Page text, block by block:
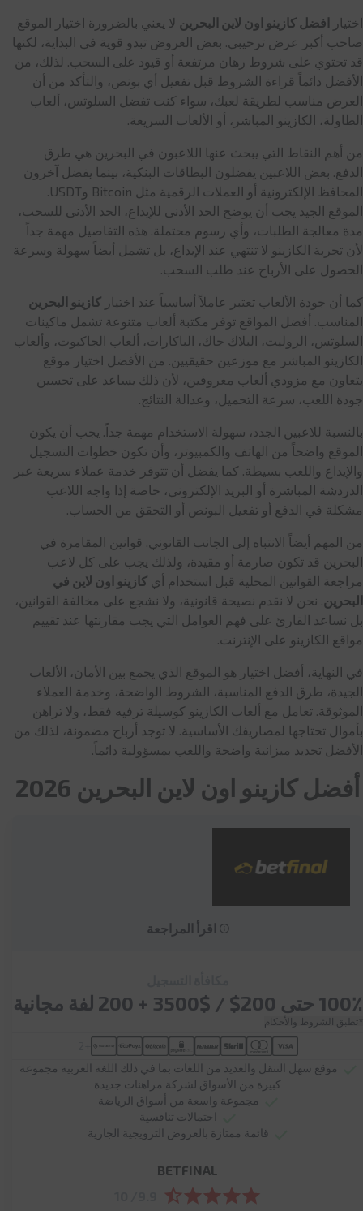
اختيار افضل كازينو اون لاين البحرين لا يعني بالضرورة اختيار الموقع
صاحب أكبر عرض ترحيبي. بعض العروض تبدو قوية في البداية، لكنها
قد تحتوي على شروط رهان مرتفعة أو قيود على السحب. لذلك، من
الأفضل دائماً قراءة الشروط قبل تفعيل أي بونص، والتأكد من أن
العرض مناسب لطريقة لعبك، سواء كنت تفضل السلوتس، ألعاب
الطاولة، الكازينو المباشر، أو الألعاب السريعة.
من أهم النقاط التي يبحث عنها اللاعبون في البحرين هي طرق
الدفع. بعض اللاعبين يفضلون البطاقات البنكية، بينما يفضل آخرون
المحافظ الإلكترونية أو العملات الرقمية مثل Bitcoin وUSDT.
الموقع الجيد يجب أن يوضح الحد الأدنى للإيداع، الحد الأدنى للسحب،
مدة معالجة الطلبات، وأي رسوم محتملة. هذه التفاصيل مهمة جداً
لأن تجربة الكازينو لا تنتهي عند الإيداع، بل تشمل أيضاً سهولة وسرعة
الحصول على الأرباح عند طلب السحب.
كما أن جودة الألعاب تعتبر عاملاً أساسياً عند اختيار كازينو البحرين
المناسب. أفضل المواقع توفر مكتبة ألعاب متنوعة تشمل ماكينات
السلوتس، الروليت، البلاك جاك، الباكارات، ألعاب الجاكبوت، وألعاب
الكازينو المباشر مع موزعين حقيقيين. من الأفضل اختيار موقع
يتعاون مع مزودي ألعاب معروفين، لأن ذلك يساعد على تحسين
جودة اللعب، سرعة التحميل، وعدالة النتائج.
بالنسبة للاعبين الجدد، سهولة الاستخدام مهمة جداً. يجب أن يكون
الموقع واضحاً من الهاتف والكمبيوتر، وأن تكون خطوات التسجيل
والإيداع واللعب بسيطة. كما يفضل أن تتوفر خدمة عملاء سريعة عبر
الدردشة المباشرة أو البريد الإلكتروني، خاصة إذا واجه اللاعب
مشكلة في الدفع أو تفعيل البونص أو التحقق من الحساب.
من المهم أيضاً الانتباه إلى الجانب القانوني. قوانين المقامرة في
البحرين قد تكون صارمة أو مقيدة، ولذلك يجب على كل لاعب
مراجعة القوانين المحلية قبل استخدام أي كازينو اون لاين في
البحرين. نحن لا نقدم نصيحة قانونية، ولا نشجع على مخالفة القوانين،
بل نساعد القارئ على فهم العوامل التي يجب مقارنتها عند تقييم
مواقع الكازينو على الإنترنت.
في النهاية، أفضل اختيار هو الموقع الذي يجمع بين الأمان، الألعاب
الجيدة، طرق الدفع المناسبة، الشروط الواضحة، وخدمة العملاء
الموثوقة. تعامل مع ألعاب الكازينو كوسيلة ترفيه فقط، ولا تراهن
بأموال تحتاجها لمصاريفك الأساسية. لا توجد أرباح مضمونة، لذلك من
الأفضل تحديد ميزانية واضحة واللعب بمسؤولية دائماً.
أفضل كازينو اون لاين البحرين 2026
اقرأ المراجعة
100٪ حتى 200$ / $3500 + 200 لفة مجانية
*تطبق الشروط والأحكام
موقع سهل التنقل والعديد من اللغات بما في ذلك اللغة العربية مجموعة
كبيرة من الأسواق لشركة مراهنات جديدة
مجموعة واسعة من أسواق الرياضة
احتمالات تنافسية
قائمة ممتازة بالعروض الترويجية الجارية
BETFINAL